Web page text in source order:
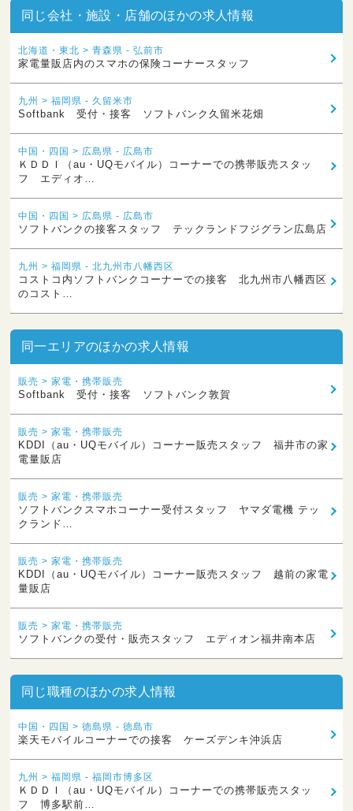
同じ会社・施設・店舗のほかの求人情報
北海道・東北 > 青森県 - 弘前市
家電量販店内のスマホの保険コーナースタッフ
九州 > 福岡県 - 久留米市
Softbank 受付・接客 ソフトバンク久留米花畑
中国・四国 > 広島県 - 広島市
ＫＤＤＩ（au・UQモバイル）コーナーでの携帯販売スタッ
フ エディオ…
中国・四国 > 広島県 - 広島市
ソフトバンクの接客スタッフ テックランドフジグラン広島店
九州 > 福岡県 - 北九州市八幡西区
コストコ内ソフトバンクコーナーでの接客 北九州市八幡西区
のコスト…
同一エリアのほかの求人情報
販売 > 家電・携帯販売
Softbank 受付・接客 ソフトバンク敦賀
販売 > 家電・携帯販売
KDDI（au・UQモバイル）コーナー販売スタッフ 福井市の家
電量販店
販売 > 家電・携帯販売
ソフトバンクスマホコーナー受付スタッフ ヤマダ電機 テッ
クランド…
販売 > 家電・携帯販売
KDDI（au・UQモバイル）コーナー販売スタッフ 越前の家電
量販店
販売 > 家電・携帯販売
ソフトバンクの受付・販売スタッフ エディオン福井南本店
同じ職種のほかの求人情報
中国・四国 > 徳島県 - 徳島市
楽天モバイルコーナーでの接客 ケーズデンキ沖浜店
九州 > 福岡県 - 福岡市博多区
ＫＤＤＩ（au・UQモバイル）コーナーでの携帯販売スタッ
フ 博多駅前…